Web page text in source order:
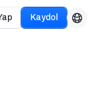
Kaydol